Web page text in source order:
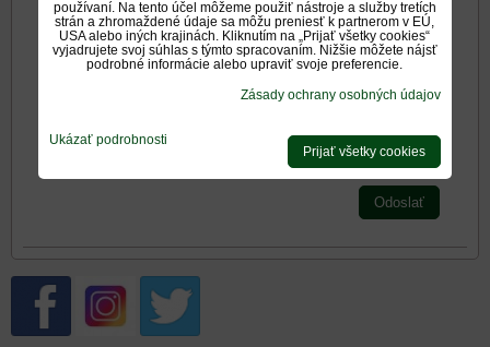
Zadajte prosím hodnotenie, výhody alebo zápory - aspoň
jedna položka je povinná.
Odoslať
používaní. Na tento účel môžeme použiť nástroje a služby tretích
strán a zhromaždené údaje sa môžu preniesť k partnerom v EÚ,
USA alebo iných krajinách. Kliknutím na „Prijať všetky cookies“
vyjadrujete svoj súhlas s týmto spracovaním. Nižšie môžete nájsť
podrobné informácie alebo upraviť svoje preferencie.
Zásady ochrany osobných údajov
Ukázať podrobnosti
Prijať všetky cookies